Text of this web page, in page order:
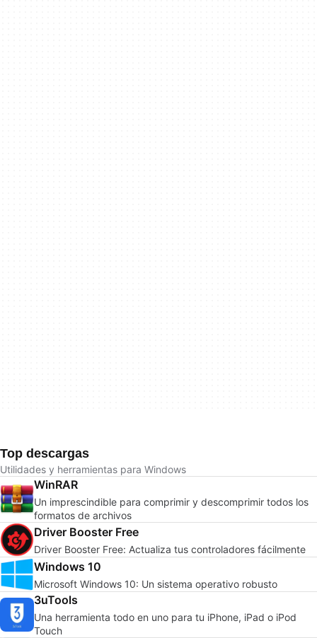
Top descargas
Utilidades y herramientas para Windows
WinRAR
Un imprescindible para comprimir y descomprimir todos los
formatos de archivos
Driver Booster Free
Driver Booster Free: Actualiza tus controladores fácilmente
Windows 10
Microsoft Windows 10: Un sistema operativo robusto
3uTools
Una herramienta todo en uno para tu iPhone, iPad o iPod
Touch